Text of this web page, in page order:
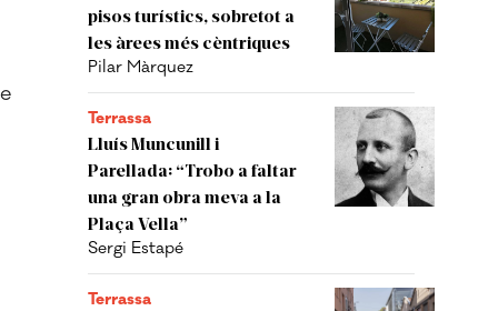
pisos turístics, sobretot a
les àrees més cèntriques
Pilar Màrquez
Terrassa
Lluís Muncunill i
Parellada: “Trobo a faltar
una gran obra meva a la
Plaça Vella”
Sergi Estapé
Terrassa